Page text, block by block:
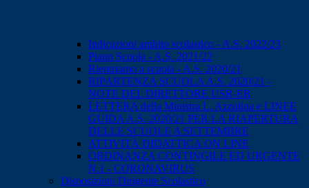
Indicazioni ambito scolastico - A.S. 2022/23
Piano Scuola - A.S. 2021/22
Rientriamo a scuola - A.S. 2020/21
RIPARTENZA SCUOLA A.S. 2020/21 -
NOTE DEL DIRETTORE USR-ER
LETTERA della Ministra L. Azzolina e LINEE
GUIDA A.S. 2020/21 PER LA RIAPERTURA
DELLE SCUOLE A SETTEMBRE
ATTIVITÀ DIDATTICA ON LINE
ORDINANZA CONTINGILE ED URGENTE
N.1 - CORONAVIRUS
Disposizioni Dirigente Scolastico